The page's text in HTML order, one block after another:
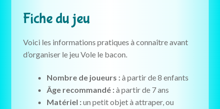
Fiche du jeu
Voici les informations pratiques à connaître avant
d’organiser le jeu Vole le bacon.
Nombre de joueurs :à partir de 8 enfants
Âge recommandé :à partir de 7 ans
Matériel :un petit objet à attraper, ou